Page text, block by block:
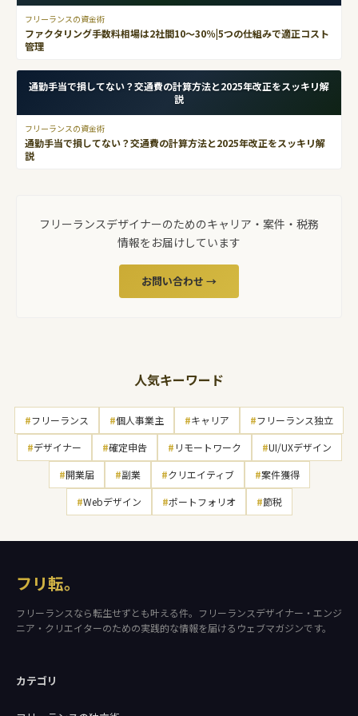
フリーランスの資金術
ファクタリング手数料相場は2社間10〜30％|5つの仕組みで適正コスト
管理
通勤手当で損してない？交通費の計算方法と2025年改正をスッキリ解
説
フリーランスの資金術
通勤手当で損してない？交通費の計算方法と2025年改正をスッキリ解
説
フリーランスデザイナーのためのキャリア・案件・税務
情報をお届けしています
お問い合わせ →
人気キーワード
#フリーランス #個人事業主 #キャリア #フリーランス独立
#デザイナー #確定申告 # リモートワーク #UI/UXデザイン
#開業届 #副業 #クリエイティブ #案件獲得
#Webデザイン #ポートフォリオ #節税
フリ転。
フリーランスなら転生せずとも叶える件。フリーランスデザイナー・エンジ
ニア・クリエイターのための実践的な情報を届けるウェブマガジンです。
カテゴリ